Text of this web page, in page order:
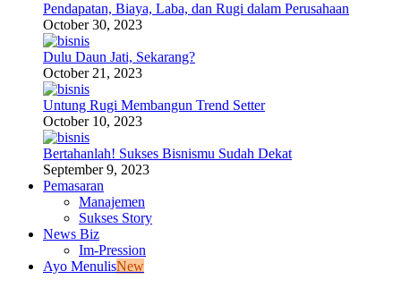
Pendapatan, Biaya, Laba, dan Rugi dalam Perusahaan
October 30, 2023
Dulu Daun Jati, Sekarang?
October 21, 2023
Untung Rugi Membangun Trend Setter
October 10, 2023
Bertahanlah! Sukses Bisnismu Sudah Dekat
September 9, 2023
Pemasaran
Manajemen
Sukses Story
News Biz
Im-Pression
Ayo MenulisNew